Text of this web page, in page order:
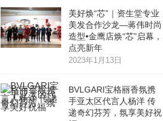
美好焕“芯”｜资生堂专业
美发合作沙龙—蒋伟时尚
造型•金鹰店焕“芯”启幕，
点亮新年
2023年1月13日
BVLGARI宝格丽香氛携
手亚太区代言人杨洋 传
递奇幻芬芳，氛享美好祝